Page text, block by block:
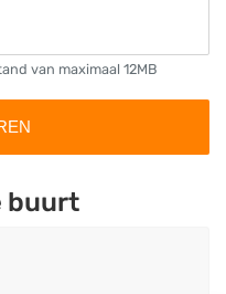
van maximaal 12MB
buurt